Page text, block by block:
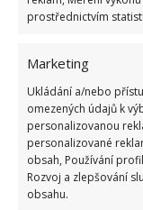
prostřednictvím
Marketing
Ukládání a/nebo
omezených údajů k
personalizovanou
personalizované
obsah, Používání
Rozvoj a zlepšování
obsahu.
držákem. Ten
výšky.
Dekorace
Koupelna by
měly cítit